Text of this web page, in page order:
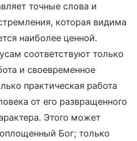
точные слова и
которая видима
наиболее ценной.
соответствуют только
и своевременное
практическая работа
от его развращенного
Этого может
Бог; только